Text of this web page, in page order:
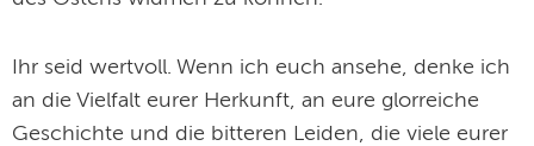
Ihr seid wertvoll. Wenn ich euch ansehe, denke ich
an die Vielfalt eurer Herkunft, an eure glorreiche
Geschichte und die bitteren Leiden, die viele eurer